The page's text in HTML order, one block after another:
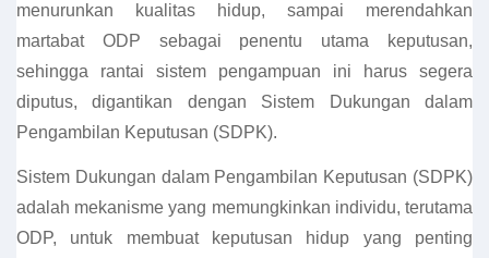
menurunkan kualitas hidup, sampai merendahkan
martabat ODP sebagai penentu utama keputusan,
sehingga rantai sistem pengampuan ini harus segera
diputus, digantikan dengan Sistem Dukungan dalam
Pengambilan Keputusan (SDPK).
Sistem Dukungan dalam Pengambilan Keputusan (SDPK)
adalah mekanisme yang memungkinkan individu, terutama
ODP, untuk membuat keputusan hidup yang penting